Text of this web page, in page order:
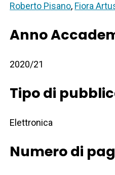
Roberto Pisano, Fiora
Anno
2020/21
Tipo di
Elettronica
Numero di